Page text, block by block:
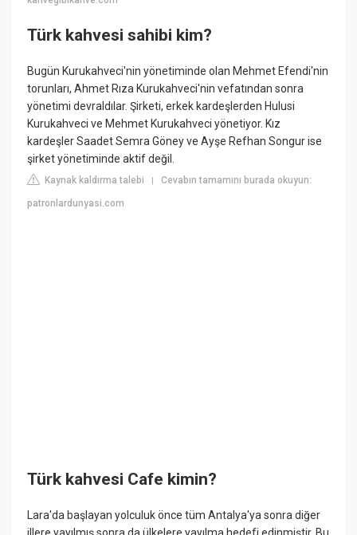
Türk kahvesi sahibi kim?
Bugün Kurukahveci'nin yönetiminde olan Mehmet Efendi'nin
torunları, Ahmet Rıza Kurukahveci'nin vefatından sonra
yönetimi devraldılar. Şirketi, erkek kardeşlerden Hulusi
Kurukahveci ve Mehmet Kurukahveci yönetiyor. Kız
kardeşler Saadet Semra Göney ve Ayşe Refhan Songur ise
şirket yönetiminde aktif değil.
Kaynak kaldırma talebi |Cevabın tamamını burada okuyun:
patronlardunyasi.com
Türk kahvesi Cafe kimin?
Lara'da başlayan yolculuk önce tüm Antalya'ya sonra diğer